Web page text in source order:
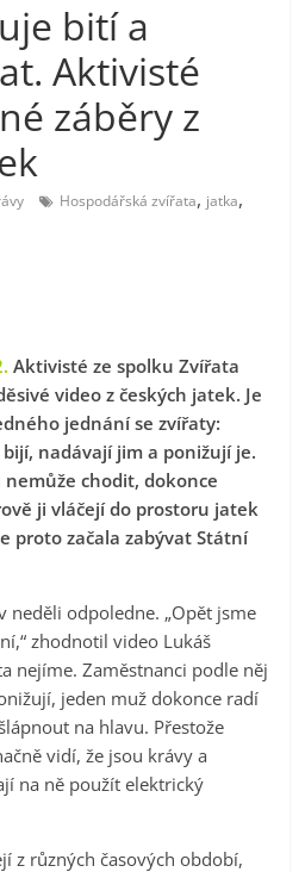
bití a
Aktivisté
záběry z
Hospodářská zvířata, jatka,
Aktivisté ze spolku Zvířata
video z českých jatek. Je
jednání se zvířaty:
nadávají jim a ponižují je.
chodit, dokonce
ji vláčejí do prostoru jatek
proto začala zabývat Státní
neděli odpoledne. „Opět jsme
zhodnotil video Lukáš
nejíme. Zaměstnanci podle něj
jeden muž dokonce radí
na hlavu. Přestože
vidí, že jsou krávy a
na ně použít elektrický
z různých časových období,